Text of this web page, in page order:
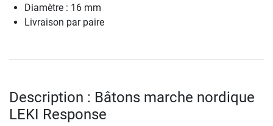
Diamètre : 16 mm
Livraison par paire
Description : Bâtons marche nordique
LEKI Response